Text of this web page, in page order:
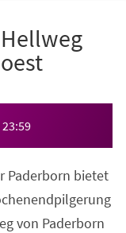
23:59
Paderborn bietet
von Paderborn